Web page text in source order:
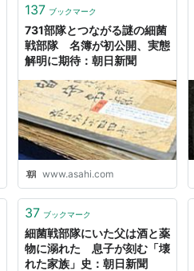
137 ブックマーク
731部隊とつながる謎の細菌
戦部隊 名簿が初公開、実態
解明に期待：朝日新聞
www.asahi.com
37 ブックマーク
細菌戦部隊にいた父は酒と薬
物に溺れた 息子が刻む「壊
れた家族」史：朝日新聞